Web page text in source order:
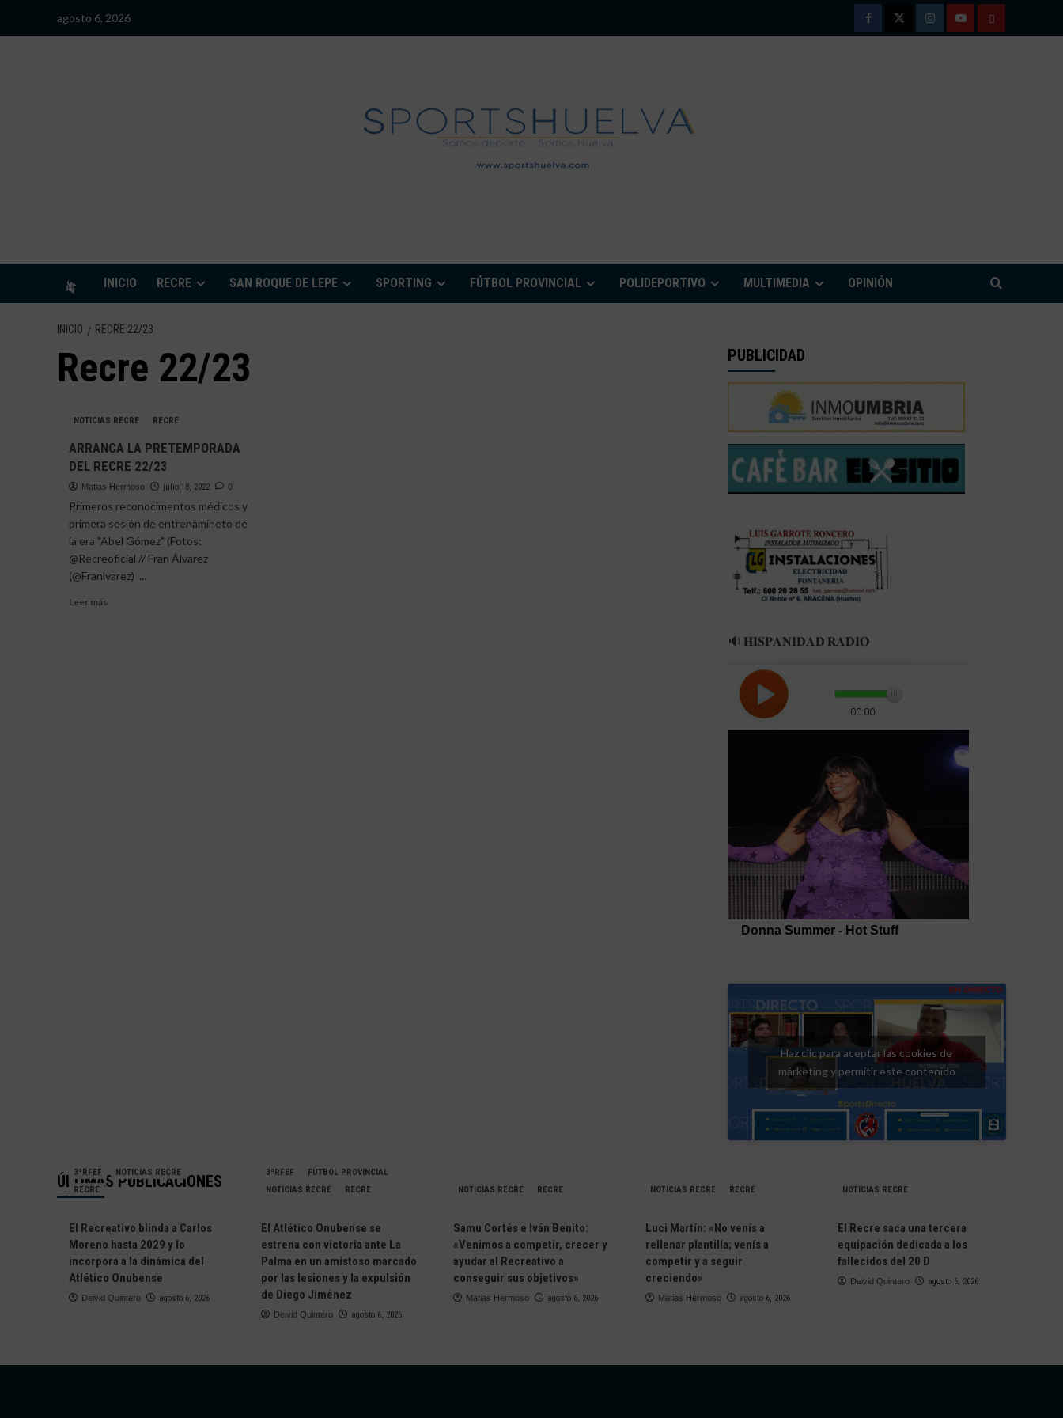
agosto 6, 2026
FacebookTwitterInstagramYoutubeTÉRMINOS
INICIO RECRE SAN ROQUE DE LEPE SPORTING FÚTBOL PROVINCIAL POLIDEPORTIVO MULTIMEDIA OPINIÓN
INICIO RECRE 22/23
Recre 22/23
NOTICIAS RECRE RECRE
ARRANCA LA PRETEMPORADA
DEL RECRE 22/23
Matias Hermoso julio 18, 2022 0
Primeros reconocimentos médicos y
primera sesión de entrenamineto de
la era "Abel Gómez" (Fotos:
@Recreoficial // Fran Álvarez
(@Franlvarez) ...
Leer más
PUBLICIDAD
🔉 𝐇𝐈𝐒𝐏𝐀𝐍𝐈𝐃𝐀𝐃 𝐑𝐀𝐃𝐈𝐎
Haz clic para aceptar las cookies de
márketing y permitir este contenido
ÚLTIMAS PUBLICACIONES
3ªRFEF
NOTICIAS RECRE
RECRE
El Recreativo blinda a Carlos
Moreno hasta 2029 y lo
incorpora a la dinámica del
Atlético Onubense
Deivid Quintero agosto 6, 2026
3ªRFEF
FÚTBOL PROVINCIAL
NOTICIAS RECRE
RECRE
El Atlético Onubense se
estrena con victoria ante La
Palma en un amistoso marcado
por las lesiones y la expulsión
de Diego Jiménez
Deivid Quintero agosto 6, 2026
NOTICIAS RECRE RECRE
Samu Cortés e Iván Benito:
«Venimos a competir, crecer y
ayudar al Recreativo a
conseguir sus objetivos»
Matias Hermoso agosto 6, 2026
NOTICIAS RECRE RECRE
Luci Martín: «No venís a
rellenar plantilla; venís a
competir y a seguir
creciendo»
Matias Hermoso agosto 6, 2026
NOTICIAS RECRE
El Recre saca una tercera
equipación dedicada a los
fallecidos del 20 D
Deivid Quintero agosto 6, 2026